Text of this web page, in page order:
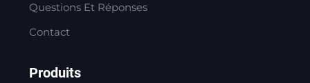
Questions Et Réponses
Contact
Produits